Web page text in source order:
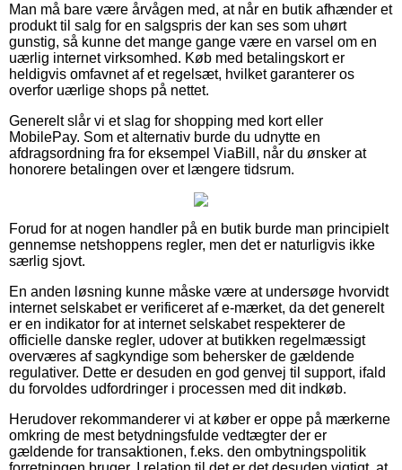
Man må bare være årvågen med, at når en butik afhænder et
produkt til salg for en salgspris der kan ses som uhørt
gunstig, så kunne det mange gange være en varsel om en
uærlig internet virksomhed. Køb med betalingskort er
heldigvis omfavnet af et regelsæt, hvilket garanterer os
overfor uærlige shops på nettet.
Generelt slår vi et slag for shopping med kort eller
MobilePay. Som et alternativ burde du udnytte en
afdragsordning fra for eksempel ViaBill, når du ønsker at
honorere betalingen over et længere tidsrum.
Forud for at nogen handler på en butik burde man principielt
gennemse netshoppens regler, men det er naturligvis ikke
særlig sjovt.
En anden løsning kunne måske være at undersøge hvorvidt
internet selskabet er verificeret af e-mærket, da det generelt
er en indikator for at internet selskabet respekterer de
officielle danske regler, udover at butikken regelmæssigt
overværes af sagkyndige som behersker de gældende
regulativer. Dette er desuden en god genvej til support, ifald
du forvoldes udfordringer i processen med dit indkøb.
Herudover rekommanderer vi at køber er oppe på mærkerne
omkring de mest betydningsfulde vedtægter der er
gældende for transaktionen, f.eks. den ombytningspolitik